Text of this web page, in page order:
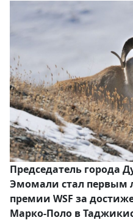
Председатель города
Эмомали стал первым
премии WSF за
Марко-Поло в